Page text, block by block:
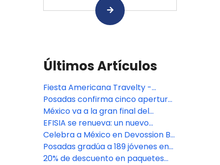
Últimos Artículos
Fiesta Americana Travelty -
Oferta especial TA DEAL
Posadas confirma cinco aperturas
premium en México: Isla Mujeres,
Riviera Maya y CDMX
México va a la gran final del
Bocuse d'Or 2027, con jurado de
Fiesta Americana Travelty
EFISIA se renueva: un nuevo
refugio mediterráneo en Fiesta
Americana Riviera Nayarit
Celebra a México en Devossion By
Live Aqua
Posadas gradúa a 189 jóvenes en
su programa de empoderamiento
20% de descuento en paquetes